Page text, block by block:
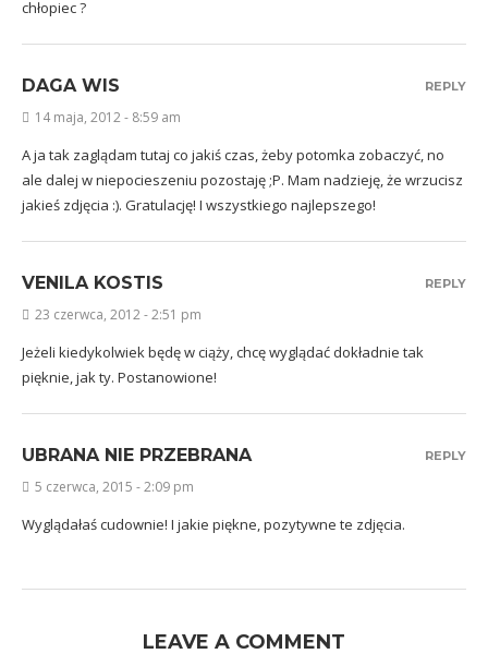
chłopiec ?
DAGA WIS
14 maja, 2012 - 8:59 am
A ja tak zaglądam tutaj co jakiś czas, żeby potomka zobaczyć, no
ale dalej w niepocieszeniu pozostaję ;P. Mam nadzieję, że wrzucisz
jakieś zdjęcia :). Gratulację! I wszystkiego najlepszego!
REPLY
VENILA KOSTIS
23 czerwca, 2012 - 2:51 pm
Jeżeli kiedykolwiek będę w ciąży, chcę wyglądać dokładnie tak
pięknie, jak ty. Postanowione!
REPLY
UBRANA NIE PRZEBRANA
5 czerwca, 2015 - 2:09 pm
Wyglądałaś cudownie! I jakie piękne, pozytywne te zdjęcia.
REPLY
LEAVE A COMMENT